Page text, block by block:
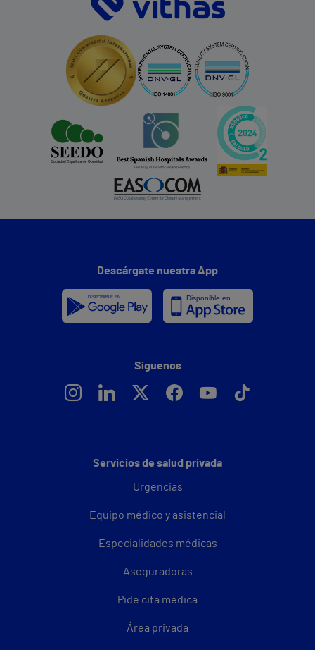
Servicios de salud privada
Urgencias
Equipo médico y asistencial
Especialidades médicas
Aseguradoras
Pide cita médica
Área privada
Descárgate nuestra App
Síguenos